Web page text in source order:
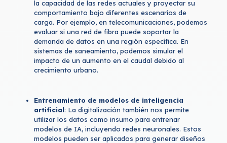
la capacidad de las redes actuales y proyectar su
comportamiento bajo diferentes escenarios de
carga. Por ejemplo, en telecomunicaciones, podemos
evaluar si una red de fibra puede soportar la
demanda de datos en una región específica. En
sistemas de saneamiento, podemos simular el
impacto de un aumento en el caudal debido al
crecimiento urbano.
Entrenamiento de modelos de inteligencia
artificial: La digitalización también nos permite
utilizar los datos como insumo para entrenar
modelos de IA, incluyendo redes neuronales. Estos
modelos pueden ser aplicados para generar diseños